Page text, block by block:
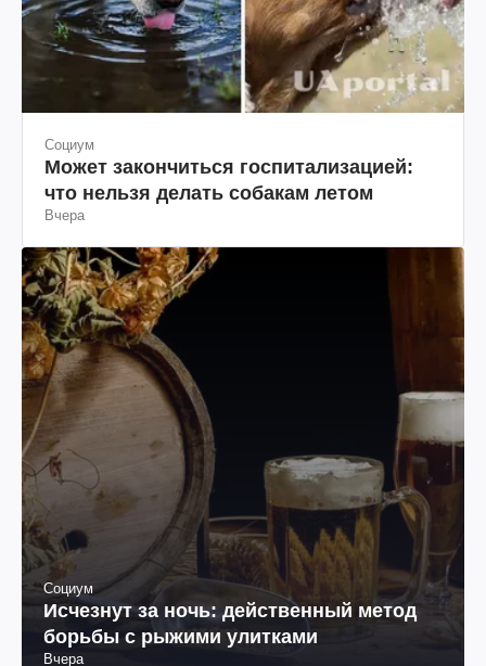
Социум
Может закончиться госпитализацией:
что нельзя делать собакам летом
Вчера
Социум
Исчезнут за ночь: действенный метод
борьбы с рыжими улитками
Вчера